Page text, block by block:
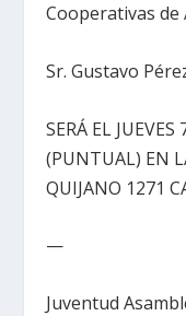
Cooperativas
Sr. Gustavo
SERÁ EL
(PUNTUAL) EN
QUIJANO 1271
—
Juventud